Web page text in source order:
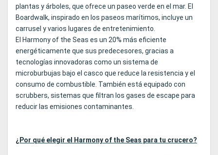
plantas y árboles, que ofrece un paseo verde en el mar. El
Boardwalk, inspirado en los paseos marítimos, incluye un
carrusel y varios lugares de entretenimiento.
El Harmony of the Seas es un 20% más eficiente
energéticamente que sus predecesores, gracias a
tecnologías innovadoras como un sistema de
microburbujas bajo el casco que reduce la resistencia y el
consumo de combustible. También está equipado con
scrubbers, sistemas que filtran los gases de escape para
reducir las emisiones contaminantes.
¿Por qué elegir el Harmony of the Seas para tu crucero?